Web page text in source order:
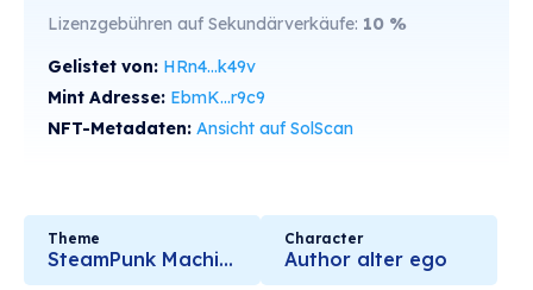
Lizenzgebühren auf Sekundärverkäufe: 10 %
Gelistet von: HRn4...k49v
Mint Adresse: EbmK...r9c9
NFT-Metadaten: Ansicht auf SolScan
Theme
SteamPunk Machines
Character
Author alter ego